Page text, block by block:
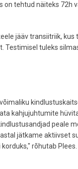
tehtud näiteks 72h
jääv transiitriik,
Testimisel tuleks
kahjujuhtumite
peale
jätkame aktiivset
rõhutab Plees.